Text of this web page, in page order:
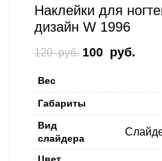
Наклейки для
дизайн W 1996
120руб. 100 руб.
Вес
Габариты
Вид
слайдера